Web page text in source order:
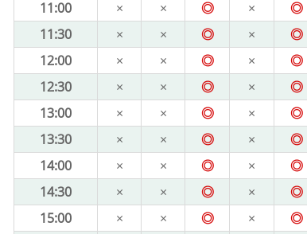
11:00
× × ◎ × ◎
11:30
× × ◎ × ◎
12:00
× × ◎ × ◎
12:30
× × ◎ × ◎
13:00
× × ◎ × ◎
13:30
× × ◎ × ◎
14:00
× × ◎ × ◎
14:30
× × ◎ × ◎
15:00
× × ◎ × ◎